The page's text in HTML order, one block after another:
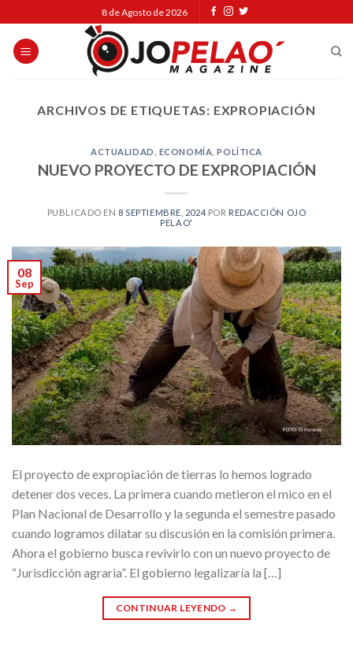
to
content
8 de Agosto de 2026
ARCHIVOS DE ETIQUETAS: EXPROPIACIÓN
ACTUALIDAD ECONOMÍA ,POLÍTICA
NUEVO PROYECTO DE EXPROPIACIÓN
PUBLICADO EN 8 SEPTIEMBRE, 2024 POR REDACCIÓN OJO
PELAO'
08
Sep
El proyecto de expropiación de tierras lo hemos logrado
detener dos veces. La primera cuando metieron el mico en el
Plan Nacional de Desarrollo y la segunda el semestre pasado
cuando logramos dilatar su discusión en la comisión primera.
Ahora el gobierno busca revivirlo con un nuevo proyecto de
“Jurisdicción agraria”. El gobierno legalizaría la […]
CONTINUAR LEYENDO →